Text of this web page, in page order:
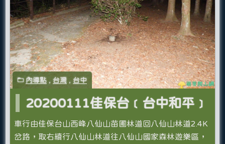
內導點 ,台灣 ,台中
20200111佳保台﹝台中和平﹞
車行由佳保台山西峰八仙山苗圃林道回八仙山林道2.4K
岔路，取右續行八仙山林道往八仙山國家森林遊樂區，